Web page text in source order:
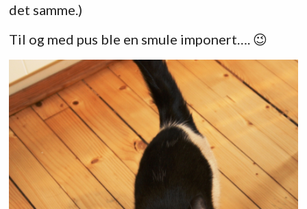
det samme.)
Til og med pus ble en smule imponert…. 😉